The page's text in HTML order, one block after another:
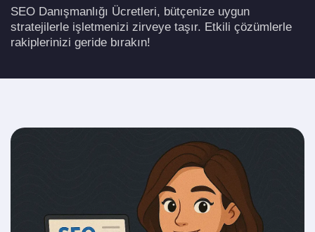
SEO Danışmanlığı Ücretleri, bütçenize uygun
stratejilerle işletmenizi zirveye taşır. Etkili çözümlerle
rakiplerinizi geride bırakın!